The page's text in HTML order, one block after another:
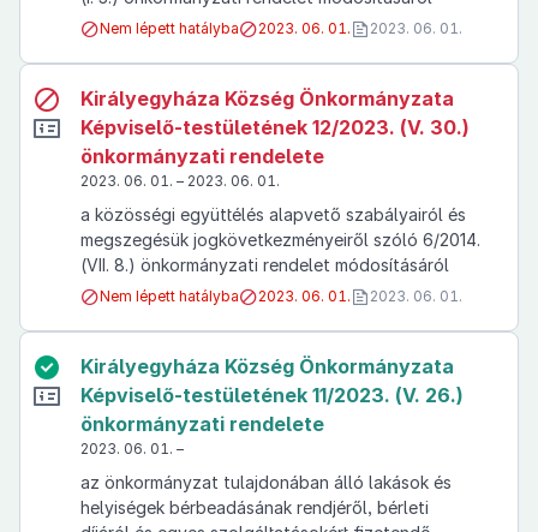
Nem lépett hatályba 2023. 06. 01. 2023. 06. 01.
Királyegyháza Község Önkormányzata
Képviselő-testületének 12/2023. (V. 30.)
önkormányzati rendelete
2023. 06. 01. – 2023. 06. 01.
a közösségi együttélés alapvető szabályairól és
megszegésük jogkövetkezményeiről szóló 6/2014.
(VII. 8.) önkormányzati rendelet módosításáról
Nem lépett hatályba 2023. 06. 01. 2023. 06. 01.
Királyegyháza Község Önkormányzata
Képviselő-testületének 11/2023. (V. 26.)
önkormányzati rendelete
2023. 06. 01. –
az önkormányzat tulajdonában álló lakások és
helyiségek bérbeadásának rendjéről, bérleti